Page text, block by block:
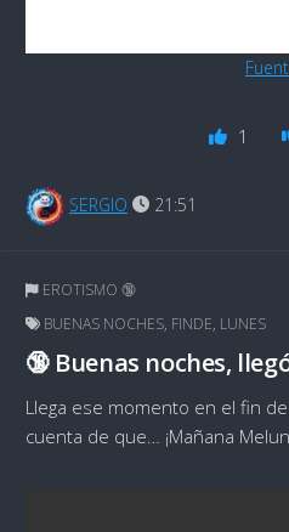
1
SERGIO 21:51
EROTISMO 🔞
BUENAS NOCHES, FINDE, LUNES
🔞 Buenas noches,
Llega ese momento en el fin
cuenta de que… ¡Mañana